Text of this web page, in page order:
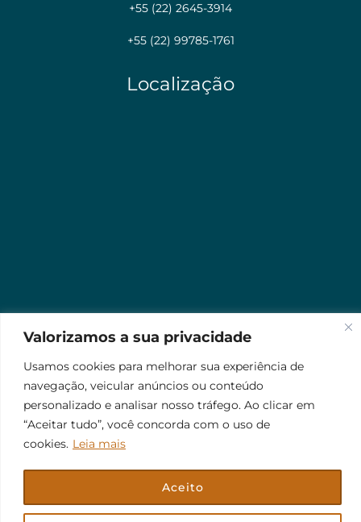
personalizado e analisar nosso tráfego. Ao clicar em
“Aceitar tudo”, você concorda com o uso de
Aceito
+55 (22) 2645-3914
+55 (22) 99785-1761
Localização
© 2026 Jr Plus Automação Comercial e Residencial
CriaçãoCesarWeb